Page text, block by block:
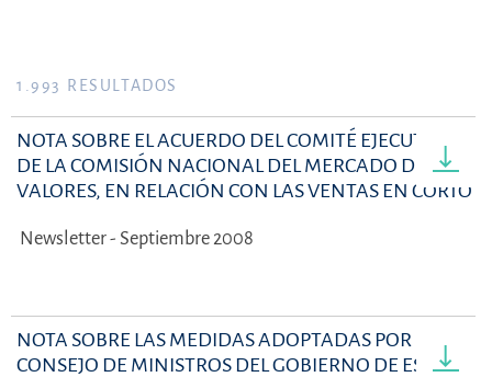
1.993 RESULTADOS
NOTA SOBRE EL ACUERDO DEL COMITÉ EJECUTIVO
DE LA COMISIÓN NACIONAL DEL MERCADO DE
VALORES, EN RELACIÓN CON LAS VENTAS EN CORTO
Newsletter - Septiembre 2008
NOTA SOBRE LAS MEDIDAS ADOPTADAS POR EL
CONSEJO DE MINISTROS DEL GOBIERNO DE ESPAÑA